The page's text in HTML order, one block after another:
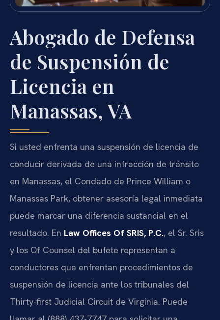
Abogado de Defensa
de Suspensión de
Licencia en
Manassas, VA
Si usted enfrenta una suspensión de licencia de
conducir derivada de una infracción de tránsito
en Manassas, el Condado de Prince William o
Manassas Park, obtener asesoría legal inmediata
puede marcar una diferencia sustancial en el
resultado. En Law Offices Of SRIS, P.C., el Sr. Sris
y los Of Counsel del bufete representan a
conductores que enfrentan procedimientos de
suspensión de licencia ante los tribunales del
Thirty-first Judicial Circuit de Virginia. Puede